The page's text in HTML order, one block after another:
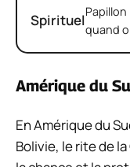
Spirituelquand
Amérique du
En Amérique du
Bolivie, le rite de